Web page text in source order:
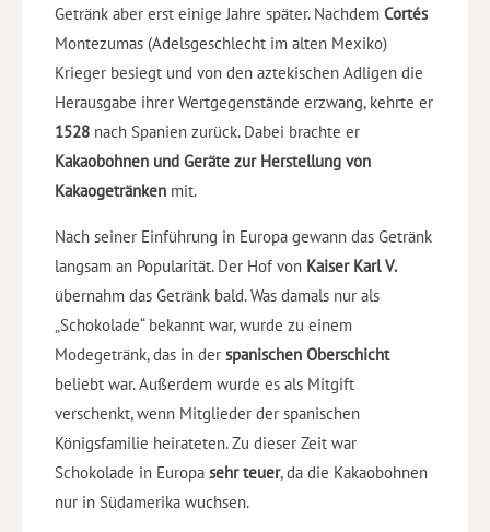
Getränk aber erst einige Jahre später. Nachdem Cortés
Montezumas (Adelsgeschlecht im alten Mexiko)
Krieger besiegt und von den aztekischen Adligen die
Herausgabe ihrer Wertgegenstände erzwang, kehrte er
1528 nach Spanien zurück. Dabei brachte er
Kakaobohnen und Geräte zur Herstellung von
Kakaogetränken mit.
Nach seiner Einführung in Europa gewann das Getränk
langsam an Popularität. Der Hof von Kaiser Karl V.
übernahm das Getränk bald. Was damals nur als
„Schokolade“ bekannt war, wurde zu einem
Modegetränk, das in der spanischen Oberschicht
beliebt war. Außerdem wurde es als Mitgift
verschenkt, wenn Mitglieder der spanischen
Königsfamilie heirateten. Zu dieser Zeit war
Schokolade in Europa sehr teuer, da die Kakaobohnen
nur in Südamerika wuchsen.